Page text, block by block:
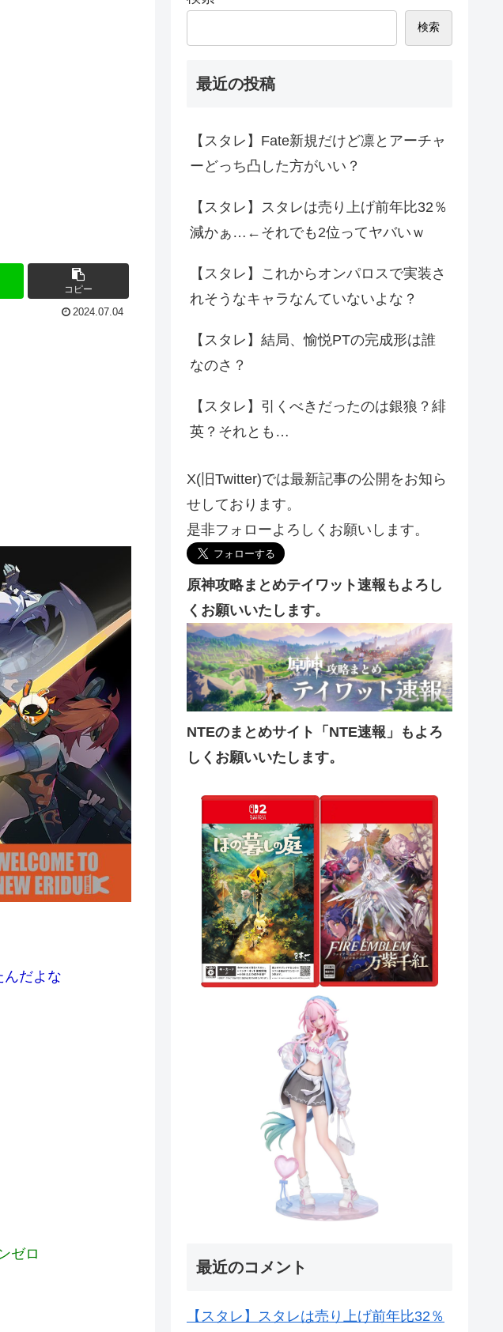
コピー
2024.07.04
んだよな
ゼロ
検索
最近の投稿
【スタレ】Fate新規だけど凛とアーチャ
ーどっち凸した方がいい？
【スタレ】スタレは売り上げ前年比32％
減かぁ…←それでも2位ってヤバいｗ
【スタレ】これからオンパロスで実装さ
れそうなキャラなんていないよな？
【スタレ】結局、愉悦PTの完成形は誰
なのさ？
【スタレ】引くべきだったのは銀狼？緋
英？それとも…
X(旧Twitter)では最新記事の公開をお知ら
せしております。
是非フォローよろしくお願いします。
原神攻略まとめテイワット速報もよろし
くお願いいたします。
NTEのまとめサイト「NTE速報」もよろ
しくお願いいたします。
最近のコメント
【スタレ】スタレは売り上げ前年比32％